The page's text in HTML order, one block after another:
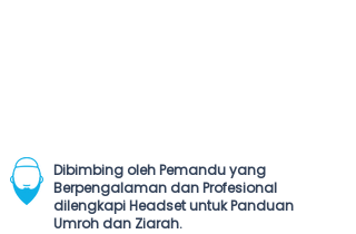
Dibimbing oleh Pemandu yang
Berpengalaman dan Profesional
dilengkapi Headset untuk Panduan
Umroh dan Ziarah.